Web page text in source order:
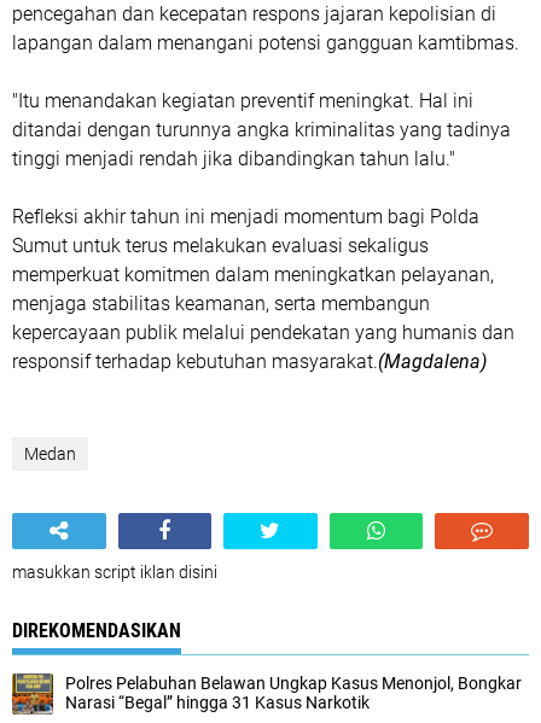
pencegahan dan kecepatan respons jajaran kepolisian di
lapangan dalam menangani potensi gangguan kamtibmas.
"Itu menandakan kegiatan preventif meningkat. Hal ini
ditandai dengan turunnya angka kriminalitas yang tadinya
tinggi menjadi rendah jika dibandingkan tahun lalu."
Refleksi akhir tahun ini menjadi momentum bagi Polda
Sumut untuk terus melakukan evaluasi sekaligus
memperkuat komitmen dalam meningkatkan pelayanan,
menjaga stabilitas keamanan, serta membangun
kepercayaan publik melalui pendekatan yang humanis dan
responsif terhadap kebutuhan masyarakat.(Magdalena)
Medan
masukkan script iklan disini
DIREKOMENDASIKAN
Polres Pelabuhan Belawan Ungkap Kasus Menonjol, Bongkar
Narasi “Begal” hingga 31 Kasus Narkotik‎‎